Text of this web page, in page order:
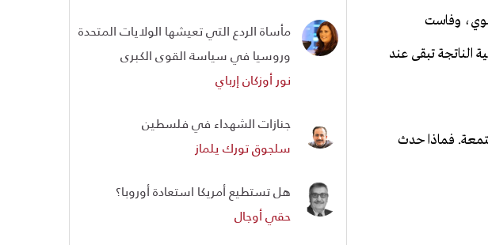
وفاست
الناتجة تبقى عند
فماذا حدث
مأساة الردع التي تعيشها الولايات المتحدة
وروسيا في سياسة القوى الكبرى
نور أوزكان إرباي
جنازات الشهداء في فلسطين
سلجوق تورك يلماز
هل تستطيع أمريكا استعادة أوروبا؟
حقي أوجال